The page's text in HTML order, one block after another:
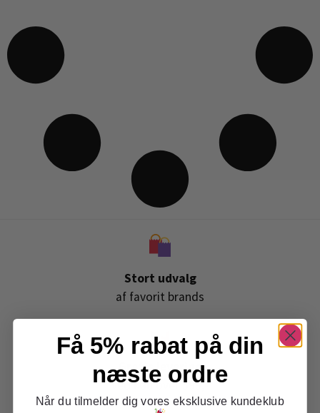
Stort udvalg
af favorit brands
Gratis levering
ved køb over 399,-
Få 5% rabat på din
næste ordre
Når du tilmelder dig vores eksklusive kundeklub